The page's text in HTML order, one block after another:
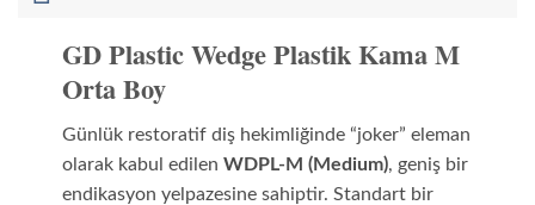
GD Plastic Wedge Plastik Kama M
Orta Boy
Günlük restoratif diş hekimliğinde “joker” eleman
olarak kabul edilen WDPL-M (Medium), geniş bir
endikasyon yelpazesine sahiptir. Standart bir